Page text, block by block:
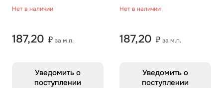
Нет в наличии
187,20 ₽ за м.п.
Уведомить о
поступлении
Нет в наличии
187,20 ₽ за м.п.
Уведомить о
поступлении